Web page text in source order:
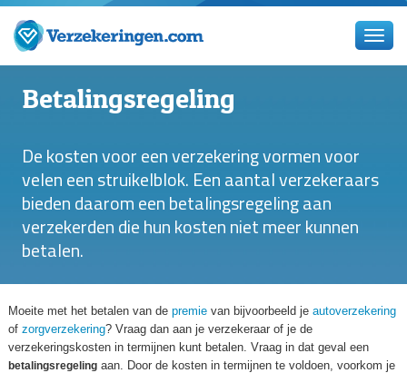
Betalingsregeling
De kosten voor een verzekering vormen voor
velen een struikelblok. Een aantal verzekeraars
bieden daarom een betalingsregeling aan
verzekerden die hun kosten niet meer kunnen
betalen.
Moeite met het betalen van de premie van bijvoorbeeld je autoverzekering
of zorgverzekering? Vraag dan aan je verzekeraar of je de
verzekeringskosten in termijnen kunt betalen. Vraag in dat geval een
betalingsregeling aan. Door de kosten in termijnen te voldoen, voorkom je